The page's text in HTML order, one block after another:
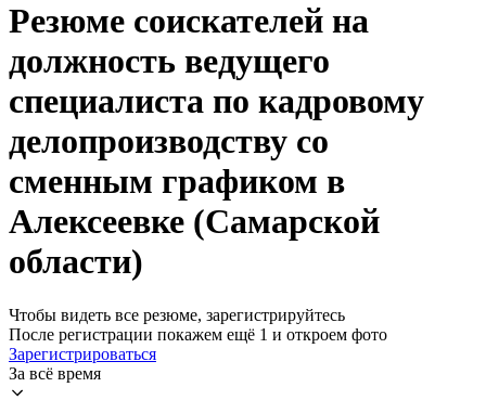
Резюме соискателей на
должность ведущего
специалиста по кадровому
делопроизводству со
сменным графиком в
Алексеевке (Самарской
области)
Чтобы видеть все резюме, зарегистрируйтесь
После регистрации покажем ещё 1 и откроем фото
Зарегистрироваться
За всё время